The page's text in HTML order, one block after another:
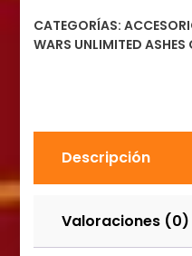
CATEGORÍAS:
WARS UNLIMITED ASHES
Descripción
Valoraciones (0)